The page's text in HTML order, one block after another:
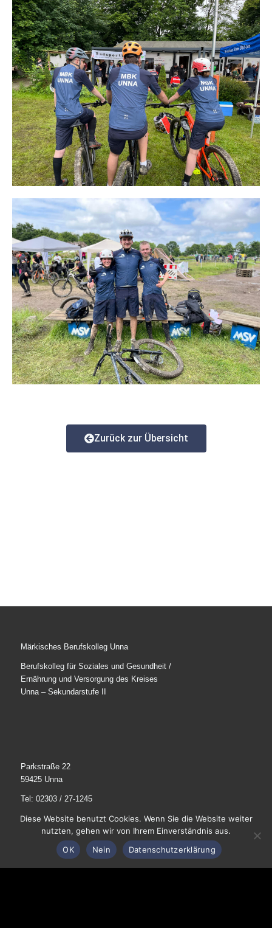
Zurück zur Übersicht
Märkisches Berufskolleg Unna
Berufskolleg für Soziales und Gesundheit /
Ernährung und Versorgung des Kreises
Unna – Sekundarstufe II
Parkstraße 22
59425 Unna
Tel: 02303 / 27-1245
Diese Website benutzt Cookies. Wenn Sie die Website weiter
nutzten, gehen wir von Ihrem Einverständnis aus.
OK
Nein Datenschutzerklärung